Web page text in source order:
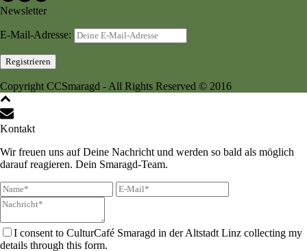
Newsletter
E-Mail-Adresse:
Copyright CCSmaragd - All Rights Reserved © 2016
Kontakt
Wir freuen uns auf Deine Nachricht und werden so bald als möglich
darauf reagieren. Dein Smaragd-Team.
I consent to CulturCafé Smaragd in der Altstadt Linz collecting my
details through this form.